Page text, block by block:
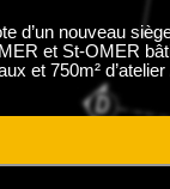
d’un nouveau
et St-OMER
et 750m²